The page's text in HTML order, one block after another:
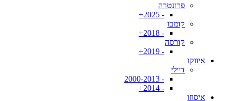
פרונטרה
- 2025+
קומבו
- 2018+
קורסה
- 2019+
איווקו
דיילי
- 2000-2013
- 2014+
איסוזו